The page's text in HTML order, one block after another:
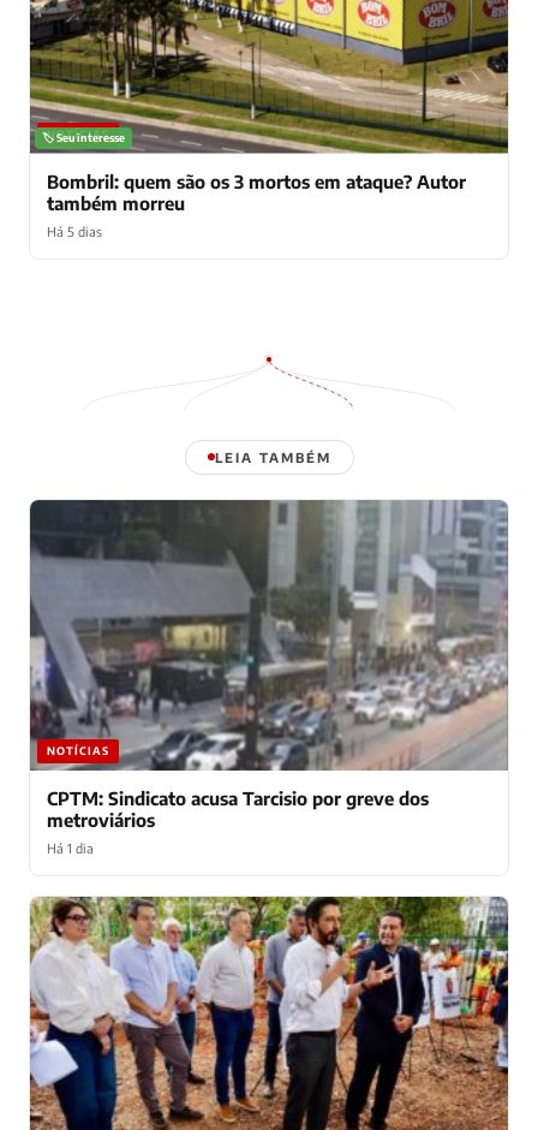
NOTÍCIAS
🏷️ Seu interesse
Bombril: quem são os 3 mortos em ataque? Autor
também morreu
Há 5 dias
LEIA TAMBÉM
NOTÍCIAS
CPTM: Sindicato acusa Tarcisio por greve dos
metroviários
Há 1 dia